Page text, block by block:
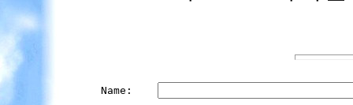
Name: